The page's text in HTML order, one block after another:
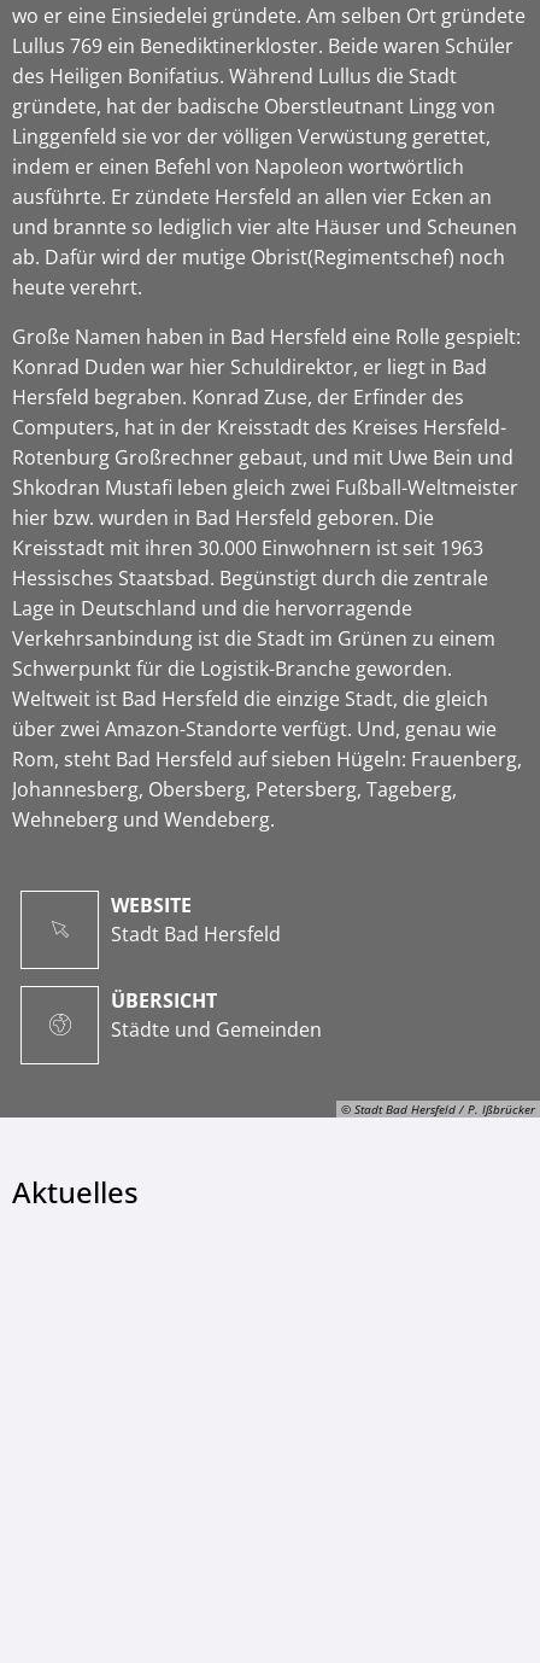
© Stadt Bad Hersfeld / P. Ißbrücker
wo er eine Einsiedelei gründete. Am selben Ort gründete
Lullus 769 ein Benediktinerkloster. Beide waren Schüler
des Heiligen Bonifatius. Während Lullus die Stadt
gründete, hat der badische Oberstleutnant Lingg von
Linggenfeld sie vor der völligen Verwüstung gerettet,
indem er einen Befehl von Napoleon wortwörtlich
ausführte. Er zündete Hersfeld an allen vier Ecken an
und brannte so lediglich vier alte Häuser und Scheunen
ab. Dafür wird der mutige Obrist(Regimentschef) noch
heute verehrt.
Große Namen haben in Bad Hersfeld eine Rolle gespielt:
Konrad Duden war hier Schuldirektor, er liegt in Bad
Hersfeld begraben. Konrad Zuse, der Erfinder des
Computers, hat in der Kreisstadt des Kreises Hersfeld-
Rotenburg Großrechner gebaut, und mit Uwe Bein und
Shkodran Mustafi leben gleich zwei Fußball-Weltmeister
hier bzw. wurden in Bad Hersfeld geboren. Die
Kreisstadt mit ihren 30.000 Einwohnern ist seit 1963
Hessisches Staatsbad. Begünstigt durch die zentrale
Lage in Deutschland und die hervorragende
Verkehrsanbindung ist die Stadt im Grünen zu einem
Schwerpunkt für die Logistik-Branche geworden.
Weltweit ist Bad Hersfeld die einzige Stadt, die gleich
über zwei Amazon-Standorte verfügt. Und, genau wie
Rom, steht Bad Hersfeld auf sieben Hügeln: Frauenberg,
Johannesberg, Obersberg, Petersberg, Tageberg,
Wehneberg und Wendeberg.
WEBSITE
Stadt Bad Hersfeld
ÜBERSICHT
Städte und Gemeinden
Aktuelles